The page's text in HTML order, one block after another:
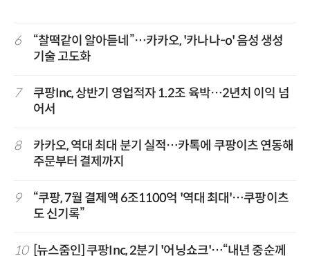
6
“찰떡같이 알아듣네”…카카오, '카나나-o' 음성 생성
기술 고도화
7
쿠팡Inc, 상반기 영업적자 1.2조 육박…2년치 이익 넘
어서
8
카카오, 역대 최대 분기 실적…카톡에 쿠팡이츠 연동해
주문부터 결제까지
9
“쿠팡, 7월 결제액 6조1100억 '역대 최대'…쿠팡이츠
도 신기록”
10
[뉴스줌인] 쿠팡Inc, 2분기 '어닝쇼크'…“내년 중순께